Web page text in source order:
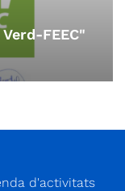
FEEC"
d'activitats